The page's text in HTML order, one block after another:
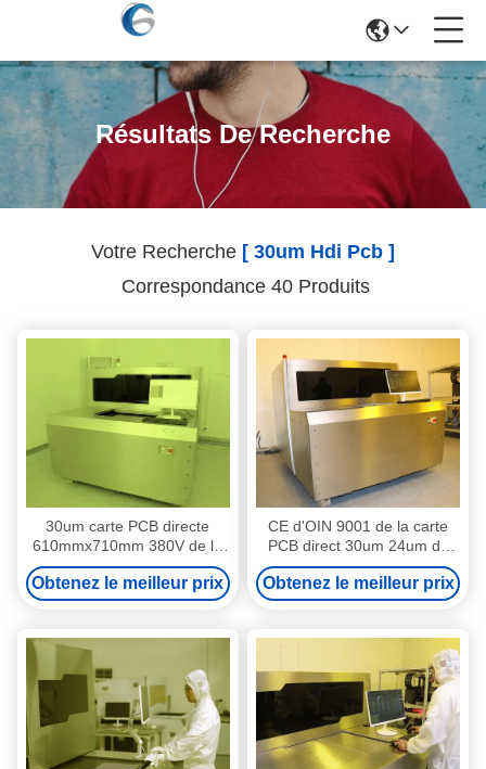
Résultats De Recherche
Votre Recherche [ 30um Hdi Pcb ]
Correspondance 40 Produits
30um carte PCB directe
610mmx710mm 380V de la
représentation HDI triphasés
Obtenez le meilleur prix
CE d'OIN 9001 de la carte
PCB direct 30um 24um de
l'équipement HDI de
représentation de laser de
FPC
Obtenez le meilleur prix